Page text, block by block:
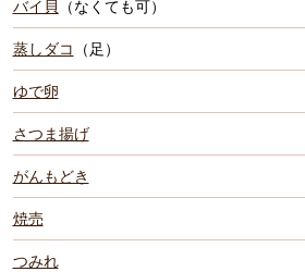
バイ貝 （なくても可）
蒸しダコ （足）
ゆで卵
さつま揚げ
がんもどき
焼売
つみれ